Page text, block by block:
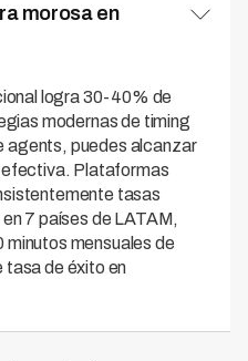
morosa en
logra 30-40% de
modernas de timing
agents, puedes alcanzar
Plataformas
tasas
7 países de LATAM,
mensuales de
tasa de éxito en